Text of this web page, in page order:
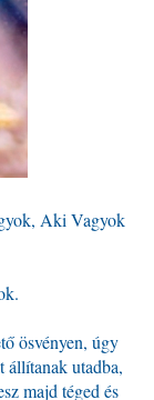
Aki Vagyok
ösvényen, úgy
állítanak utadba,
majd téged és